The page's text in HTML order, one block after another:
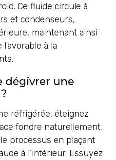
Ce fluide circule à
et condenseurs,
maintenant ainsi
à la
dégivrer une
réfrigérée, éteignez
fondre naturellement.
processus en plaçant
à l’intérieur. Essuyez